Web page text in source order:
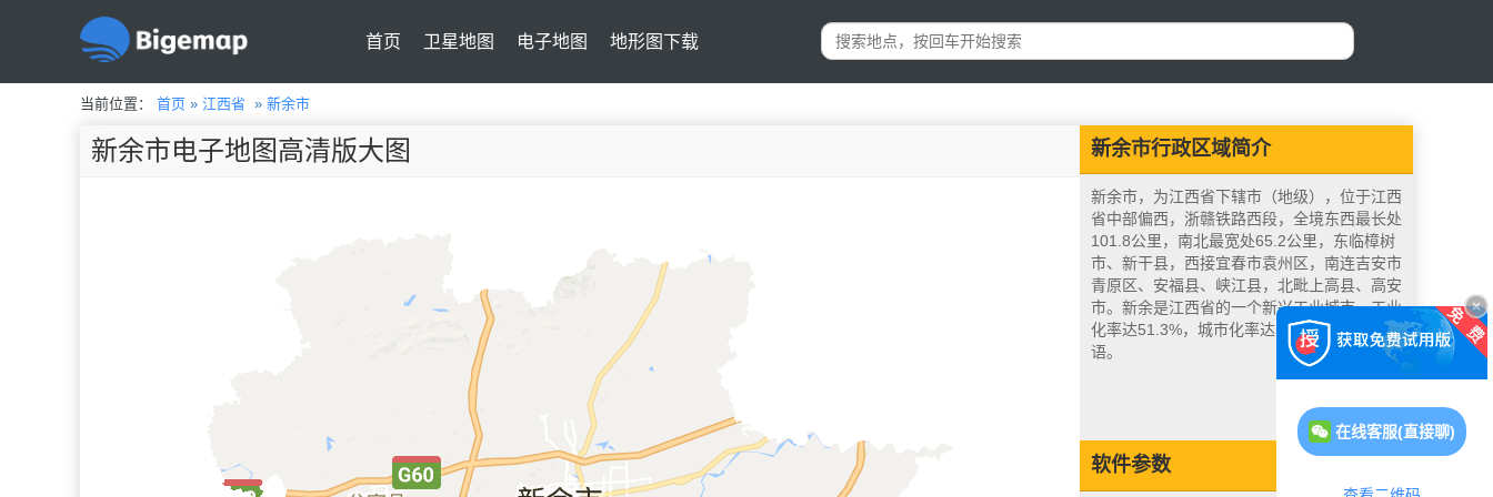
首页 卫星地图 电子地图 地形图下载
当前位置： 首页 » 江西省 » 新余市
新余市行政区域简介
新余市，为江西省下辖市（地级），位于江西
省中部偏西，浙赣铁路西段，全境东西最长处
101.8公里，南北最宽处65.2公里，东临樟树
市、新干县，西接宜春市袁州区，南连吉安市
青原区、安福县、峡江县，北毗上高县、高安
市。新余是江西省的一个新兴工业城市，工业
化率达51.3%，城市化率达56.6%。通用赣
语。
软件参数
新余市电子地图高清版大图
在线客服(直接聊)